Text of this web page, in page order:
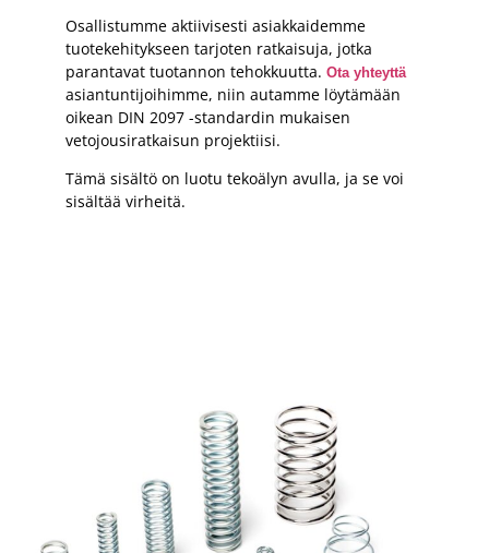
Osallistumme aktiivisesti asiakkaidemme
tuotekehitykseen tarjoten ratkaisuja, jotka
parantavat tuotannon tehokkuutta. Ota yhteyttä
asiantuntijoihimme, niin autamme löytämään
oikean DIN 2097 -standardin mukaisen
vetojousiratkaisun projektiisi.
Tämä sisältö on luotu tekoälyn avulla, ja se voi
sisältää virheitä.